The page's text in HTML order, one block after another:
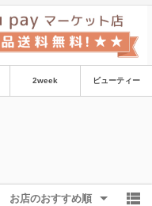
2week ビューティー
お店のおすすめ順